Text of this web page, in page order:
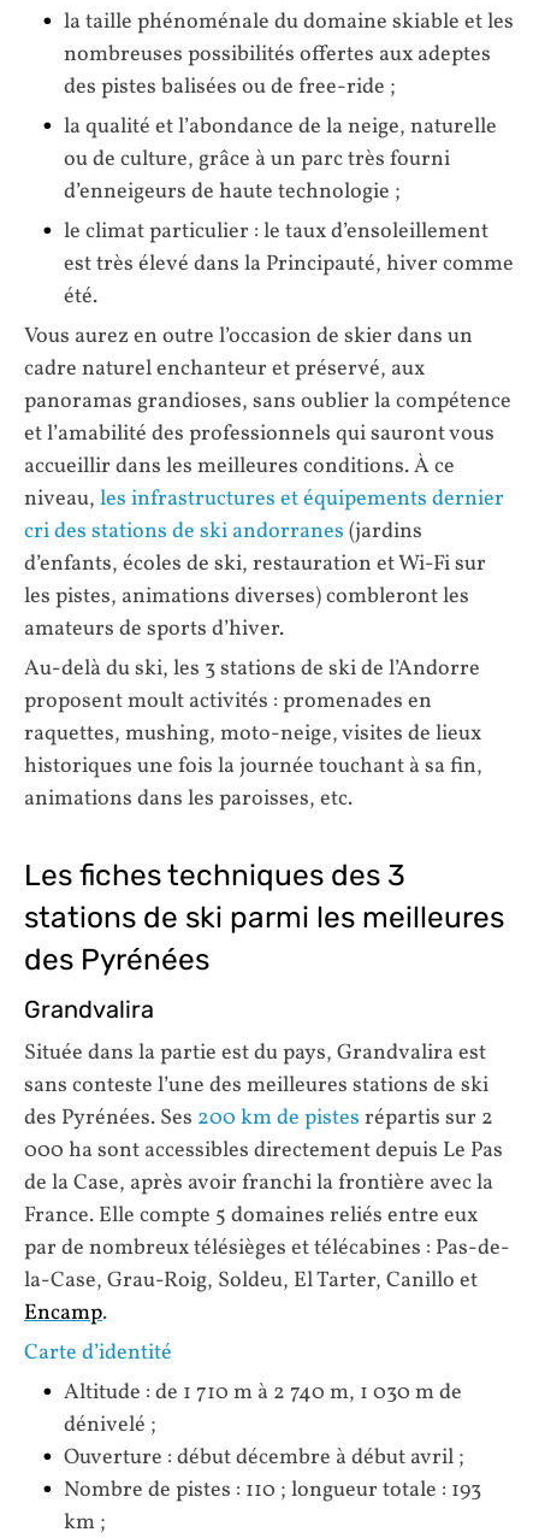
la taille phénoménale du domaine skiable et les
nombreuses possibilités offertes aux adeptes
des pistes balisées ou de free-ride ;
la qualité et l’abondance de la neige, naturelle
ou de culture, grâce à un parc très fourni
d’enneigeurs de haute technologie ;
le climat particulier : le taux d’ensoleillement
est très élevé dans la Principauté, hiver comme
été.
Vous aurez en outre l’occasion de skier dans un
cadre naturel enchanteur et préservé, aux
panoramas grandioses, sans oublier la compétence
et l’amabilité des professionnels qui sauront vous
accueillir dans les meilleures conditions. À ce
niveau, les infrastructures et équipements dernier
cri des stations de ski andorranes (jardins
d’enfants, écoles de ski, restauration et Wi-Fi sur
les pistes, animations diverses) combleront les
amateurs de sports d’hiver.
Au-delà du ski, les 3 stations de ski de l’Andorre
proposent moult activités : promenades en
raquettes, mushing, moto-neige, visites de lieux
historiques une fois la journée touchant à sa fin,
animations dans les paroisses, etc.
Les fiches techniques des 3
stations de ski parmi les meilleures
des Pyrénées
Grandvalira
Située dans la partie est du pays, Grandvalira est
sans conteste l’une des meilleures stations de ski
des Pyrénées. Ses 200 km de pistes répartis sur 2
000 ha sont accessibles directement depuis Le Pas
de la Case, après avoir franchi la frontière avec la
France. Elle compte 5 domaines reliés entre eux
par de nombreux télésièges et télécabines : Pas-de-
la-Case, Grau-Roig, Soldeu, El Tarter, Canillo et
Encamp.
Carte d’identité
Altitude : de 1 710 m à 2 740 m, 1 030 m de
dénivelé ;
Ouverture : début décembre à début avril ;
Nombre de pistes : 110 ; longueur totale : 193
km ;